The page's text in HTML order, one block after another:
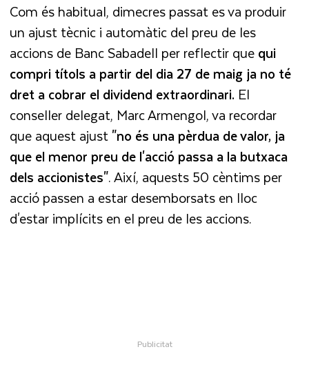
Com és habitual, dimecres passat es va produir
un ajust tècnic i automàtic del preu de les
accions de Banc Sabadell per reflectir quequi
compri títols a partir del dia 27 de maig ja no té
dret a cobrar el dividend extraordinari. El
conseller delegat, Marc Armengol, va recordar
que aquest ajust"no és una pèrdua de valor, ja
que el menor preu de l'acció passa a la butxaca
dels accionistes". Així, aquests 50 cèntims per
acció passen a estar desemborsats en lloc
d'estar implícits en el preu de les accions.